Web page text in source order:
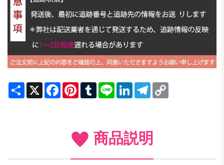
Share X FacebookPinterestTumblrLine LinkedInTelegram
商品説明